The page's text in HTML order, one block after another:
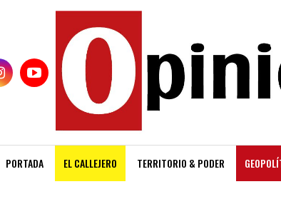
PORTADA EL CALLEJERO TERRITORIO & PODER